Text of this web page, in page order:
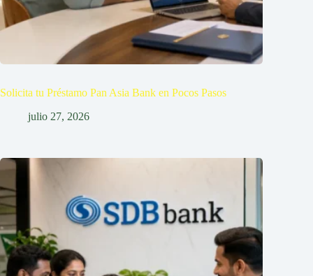
Solicita tu Préstamo Pan Asia Bank en Pocos Pasos
julio 27, 2026